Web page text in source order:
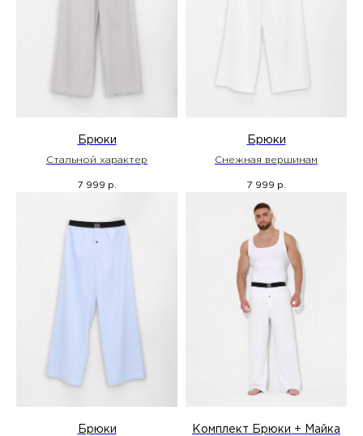
Брюки
Стальной характер
7 999 р.
Брюки
Снежная вершинам
7 999 р.
Брюки Комплект Брюки + Майка